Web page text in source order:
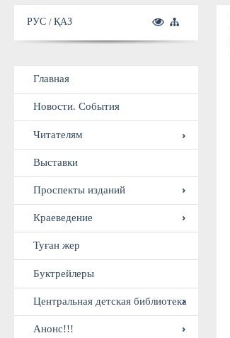
Главная
Новости. События
Читателям
Выставки
Проспекты изданий
Краеведение
Туған жер